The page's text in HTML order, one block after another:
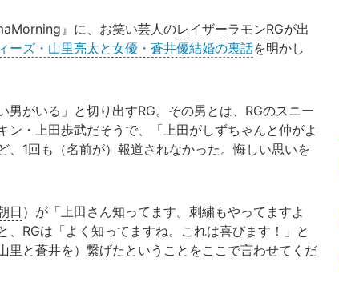
』に、お笑い芸人のレイザーラモンRGが出
ーズ・山里亮太と女優・蒼井優結婚の裏話を明かし
がいる」と切り出すRG。その男とは、RGのスニー
ン・上田歩武だそうで、「上田がしずちゃんと仲がよ
、1回も（名前が）報道されなかった。悔しい思いを
日 ）が「上田さん知ってます。刺繍もやってますよ
RGは「よく知ってますね。これは喜びます！」と
里と蒼井を）繋げたということをここで言わせてくだ